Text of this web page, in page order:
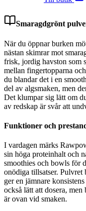
Smaragdgrönt
När du öppnar burken
nästan skimrar mot
frisk, jordig havston som
mellan fingertopparna
du blandar det i en
del av algsmaken, men
Det klumpar sig lätt om
av redskap är svår att
Funktioner och
I vardagen märks
sin höga proteinhalt och
smoothies och bowls för
onödiga tillsatser. Pulvret
ger en jämnare
också lätt att dosera,
är ovan vid smaken.